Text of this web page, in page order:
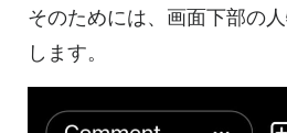
そのためには、画面下部の
します。